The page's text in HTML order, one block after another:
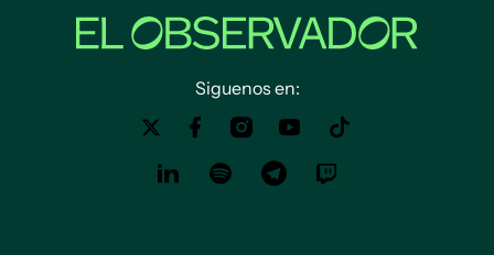
Siguenos en: